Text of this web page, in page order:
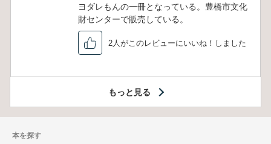
ヨダレもんの一冊となっている。豊橋市文化
財センターで販売している。
2人がこのレビューにいいね！しました
もっと見る
本を探す